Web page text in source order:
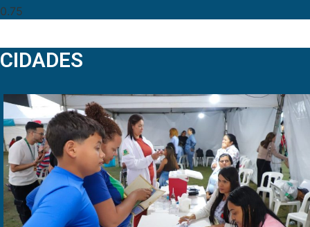
CIDADES